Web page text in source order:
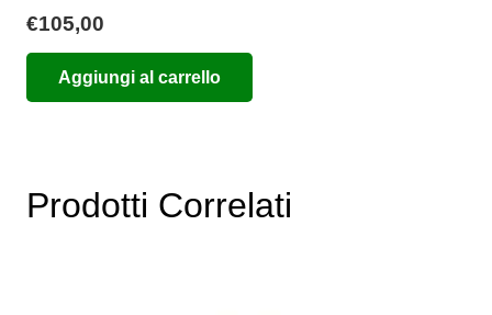
€105,00
Aggiungi al carrello
Prodotti Correlati